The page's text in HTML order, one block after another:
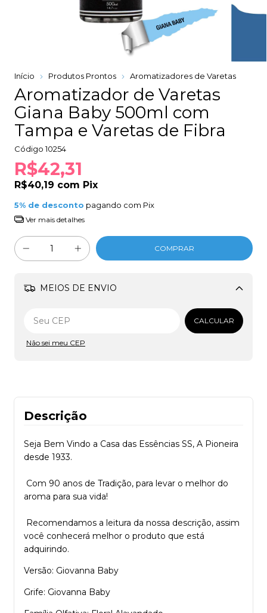
Início Produtos Prontos Aromatizadores de Varetas
Aromatizador de Varetas
Giana Baby 500ml com
Tampa e Varetas de Fibra
Código 10254
R$42,31
R$40,19 com Pix
5% de desconto pagando com Pix
Ver mais detalhes
MEIOS DE ENVIO
Alterar CEP
CALCULAR
Não sei meu CEP
Descrição
Seja Bem Vindo a Casa das Essências SS, A Pioneira
desde 1933.
Com 90 anos de Tradição, para levar o melhor do
aroma para sua vida!
Recomendamos a leitura da nossa descrição, assim
você conhecerá melhor o produto que está
adquirindo.
Versão: Giovanna Baby
Grife: Giovanna Baby